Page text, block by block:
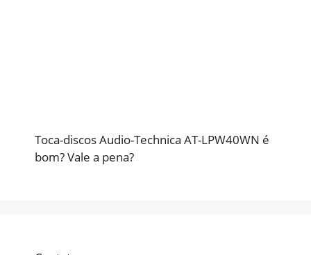
Toca-discos Audio-Technica AT-LPW40WN é
bom? Vale a pena?